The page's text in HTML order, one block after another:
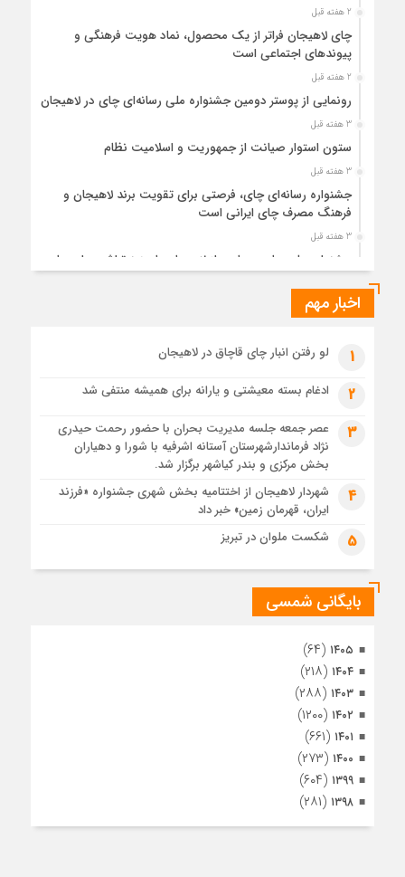
2 هفته قبل
چای لاهیجان فراتر از یک محصول، نماد هویت فرهنگی و
پیوندهای اجتماعی است
2 هفته قبل
رونمایی از پوستر دومین جشنواره ملی رسانه‌ای چای در لاهیجان
3 هفته قبل
ستون استوار صیانت از جمهوریت و اسلامیت نظام
3 هفته قبل
جشنواره رسانه‌ای چای، فرصتی برای تقویت برند لاهیجان و
فرهنگ مصرف چای ایرانی است
3 هفته قبل
جشنواره ملی چای، حمایت از لاهیجان یا هزینه‌تراشی برای چای
4 هفته قبل
4 هفته قبل
رئوف
تصاویر هوایی مراسم تشییع پیکر مطهر آقای شهید ایران – مشهد
مراسم تشییع پیکر مطهر آقای شهید ایران – مشهد
تصاویری از تراکم جمعیت حاضر در میدان ثورهالعشرین نجف
اشرف
اخبار مهم
1 لو رفتن انبار چای قاچاق در لاهیجان
2 ادغام بسته معیشتی و یارانه برای همیشه منتفی شد
3
عصر جمعه جلسه مدیریت بحران با حضور رحمت حیدری
نژاد فرماندارشهرستان آستانه اشرفیه با شورا و دهیاران
بخش مرکزی و بندر کیاشهر برگزار شد.
4
شهردار لاهیجان از اختتامیه بخش شهری جشنواره «فرزند
ایران، قهرمان زمین» خبر داد
5 شکست ملوان در تبریز
بایگانی شمسی
۱۴۰۵ (۶۴)
۱۴۰۴ (۲۱۸)
۱۴۰۳ (۲۸۸)
۱۴۰۲ (۱۲۰۰)
۱۴۰۱ (۶۶۱)
۱۴۰۰ (۲۷۳)
۱۳۹۹ (۶۰۴)
۱۳۹۸ (۲۸۱)